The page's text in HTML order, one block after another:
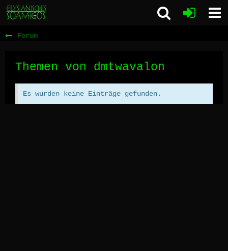
Forum
Themen von dmtwavalon
Es wurden keine Einträge gefunden.